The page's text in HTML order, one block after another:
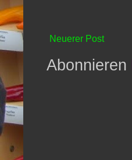
Neuerer Post
Abonnieren